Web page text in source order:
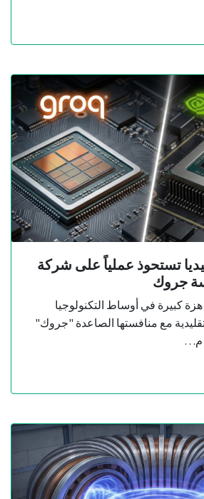
تستحوذ عملياً على شركة
جروك
كبيرة في أوساط التكنولوجيا
مع منافستها الصاعدة "جروك"